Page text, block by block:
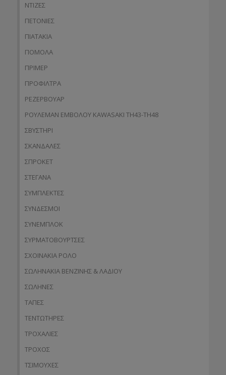
ΝΤΙΖΕΣ
ΠΕΤΟΝΙΕΣ
ΠΙΑΤΑΚΙΑ
ΠΟΜΟΛΑ
ΠΡΙΜΕΡ
ΠΡΟΦΙΛΤΡΑ
ΡΕΖΕΡΒΟΥΑΡ
ΡΟΥΛΕΜΑΝ ΕΜΒΟΛΟΥ KAWASAKI TH43-TH48
ΣΒΥΣΤΗΡΙ
ΣΚΑΝΔΑΛΕΣ
ΣΠΡΟΚΕΤ
ΣΤΕΓΑΝΑ
ΣΥΜΠΛΕΚΤΕΣ
ΣΥΝΔΕΣΜΟΙ
ΣΥΝΕΜΠΛΟΚ
ΣΥΡΜΑΤΟΒΟΥΡΤΣΕΣ
ΣΧΟΙΝΑΚΙΑ ΡΟΛΟ
ΣΩΛΗΝΑΚΙΑ ΒΕΝΖΙΝΗΣ & ΛΑΔΙΟΥ
ΣΩΛΗΝΕΣ
ΤΑΠΕΣ
ΤΕΝΤΩΤΗΡΕΣ
ΤΡΟΧΑΛΙΕΣ
ΤΡΟΧΟΣ
ΤΣΙΜΟΥΧΕΣ